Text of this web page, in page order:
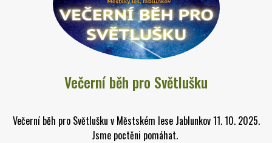
Večerní běh pro Světlušku
Večerní běh pro Světlušku v Městském lese Jablunkov 11. 10. 2025.
Jsme poctěni pomáhat.